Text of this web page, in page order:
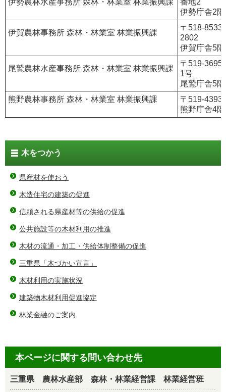
伊勢庁舎2階
伊賀農林事務所 森林・林業室 林業振興課
〒518-8533
2802
伊賀庁舎5階
尾鷲農林水産事務所 森林・林業室 林業振興課
〒519-3695
1号
尾鷲庁舎5階
熊野農林事務所 森林・林業室 林業振興課
〒519-4393
熊野庁舎4階
木をつかう
県産材を使おう
木造住宅の建築の促進
信頼される県産材等の供給の促進
公共施設等の木材利用の推進
木材の流通・加工・供給体制整備の促進
三重県「木づかい宣言」
木材利用の実施状況
建築物木材利用促進協定
林業金融のご案内
本ページに関する問い合わせ先
三重県 農林水産部 森林・林業経営課 林業経営班